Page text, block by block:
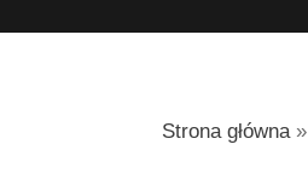
Strona główna»